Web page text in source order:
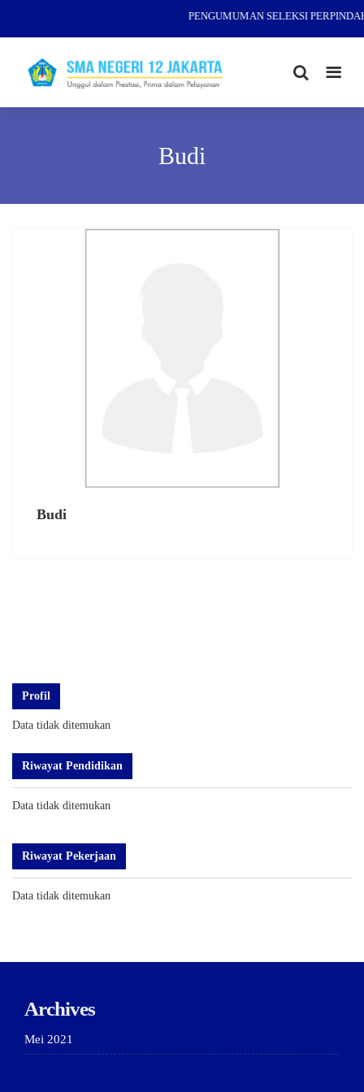
PENGUMUMAN SELEKSI
Budi
Budi
Profil
Data tidak ditemukan
Riwayat Pendidikan
Data tidak ditemukan
Riwayat Pekerjaan
Data tidak ditemukan
Archives
Mei 2021